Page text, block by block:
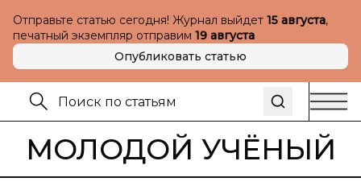
Отправьте статью сегодня! Журнал выйдет 15 августа,
печатный экземпляр отправим 19 августа
Опубликовать статью
МОЛОДОЙ УЧЁНЫЙ